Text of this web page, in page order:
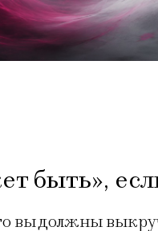
быть»,
вы должны